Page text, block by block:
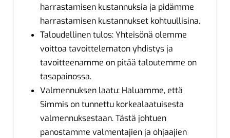
harrastamisen kustannuksia ja pidämme
harrastamisen kustannukset kohtuullisina.
Taloudellinen tulos: Yhteisönä olemme
voittoa tavoittelematon yhdistys ja
tavoitteenamme on pitää taloutemme on
tasapainossa.
Valmennuksen laatu: Haluamme, että
Simmis on tunnettu korkealaatuisesta
valmennuksestaan. Tästä johtuen
panostamme valmentajien ja ohjaajien